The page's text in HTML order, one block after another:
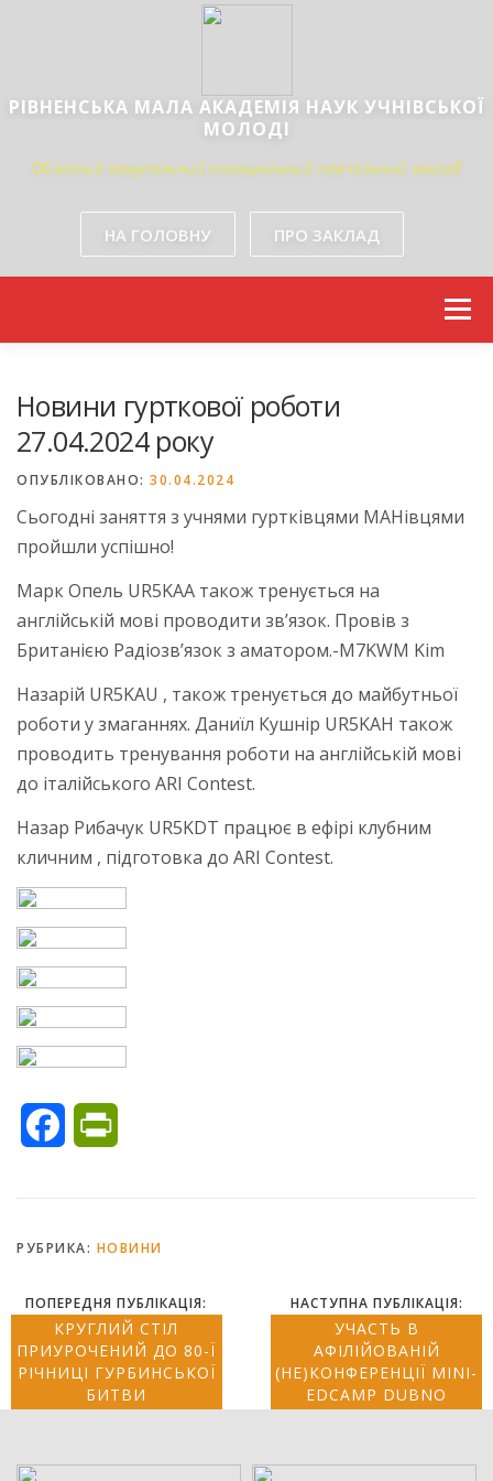
РІВНЕНСЬКА МАЛА АКАДЕМІЯ НАУК УЧНІВСЬКОЇ
МОЛОДІ
НА ГОЛОВНУ ПРО ЗАКЛАД
Menu
Новини гурткової роботи
27.04.2024 року
ОПУБЛІКОВАНО: 30.04.2024
Сьогодні заняття з учнями гуртківцями МАНівцями
пройшли успішно!
Марк Опель UR5KAA також тренується на
англійській мові проводити зв’язок. Провів з
Британією Радіозв’язок з аматором.-M7KWM Kim
Назарій UR5KAU , також тренується до майбутньої
роботи у змаганнях. Даниїл Кушнір UR5KAH також
проводить тренування роботи на англійській мові
до італійського ARI Contest.
Назар Рибачук UR5KDT працює в ефірі клубним
кличним , підготовка до ARI Contest.
Facebook
РУБРИКА: НОВИНИ
ПОПЕРЕДНЯ ПУБЛІКАЦІЯ:
КРУГЛИЙ СТІЛ
ПРИУРОЧЕНИЙ ДО 80-Ї
РІЧНИЦІ ГУРБИНСЬКОЇ
БИТВИ
НАСТУПНА ПУБЛІКАЦІЯ:
УЧАСТЬ В
АФІЛІЙОВАНІЙ
(НЕ)КОНФЕРЕНЦІЇ MINI-
EDCAMP DUBNO